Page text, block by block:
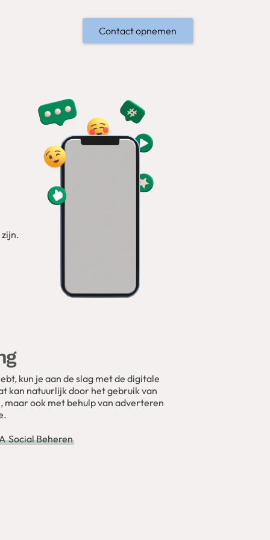
Contact opnemen
kun je aan de slag met de digitale
kan natuurlijk door het gebruik van
maar ook met behulp van adverteren
Social Beheren